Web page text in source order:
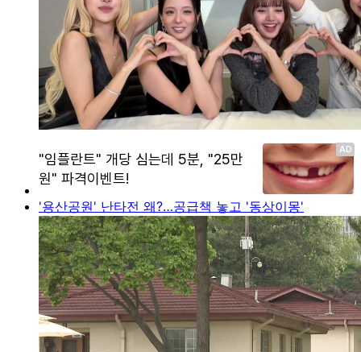
'용산공원' 난타전 왜?…공급책 놓고 '동상이몽'